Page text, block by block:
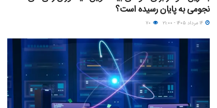
نجومی به پایان رسیده است؟